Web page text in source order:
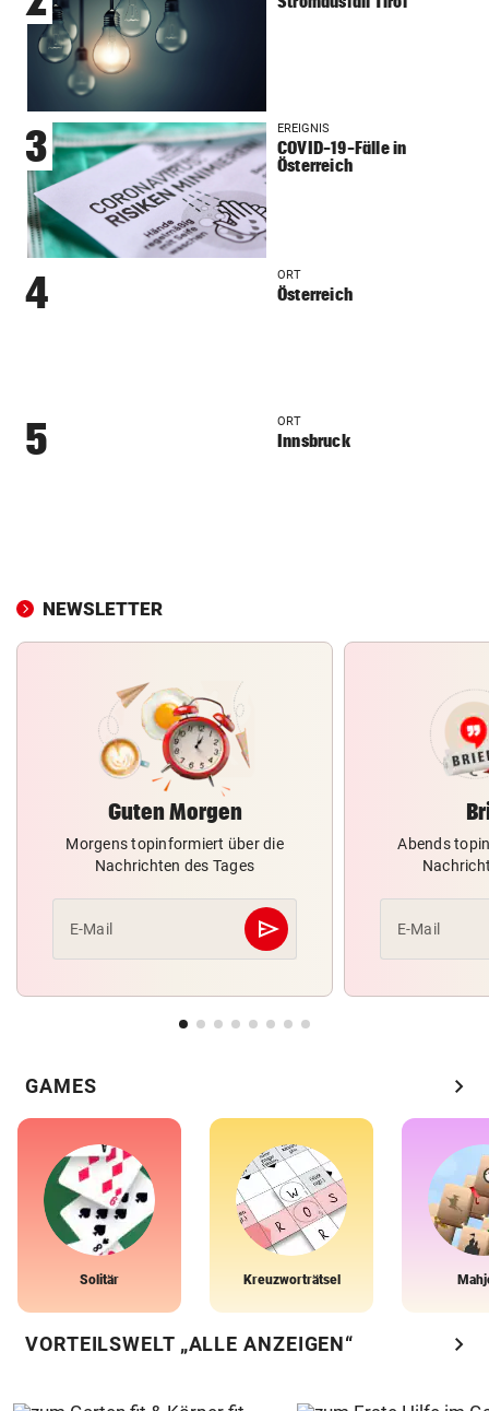
3 EREIGNIS
COVID-19-Fälle in
Österreich
4 ORT
Österreich
5 ORT
Innsbruck
NEWSLETTER
Guten Morgen
Morgens topinformiert über die
Nachrichten des Tages
E-Mail send
Abschicken
Abends
E-Mail
GAMES chevron_right
Solitär Kreuzworträtsel
VORTEILSWELT „ALLE ANZEIGEN“ chevron_right